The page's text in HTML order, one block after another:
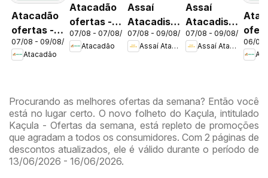
Atacadão
ofertas -
DF
07/08 - 09/08/2026
Atacadão
Atacadão
ofertas -
DF
07/08 - 07/08/2026
Atacadão
Assaí
Atacadista
ofertas -
DF
07/08 - 09/08/2026
Assaí Atacadista
Assaí
Atacadista
ofertas -
DF
07/08 - 09/08/2026
Assaí Atacadista
DF
06/08
Procurando as melhores ofertas da semana? Então você
está no lugar certo. O novo folheto do Kaçula, intitulado
Kaçula - Ofertas da semana, está repleto de promoções
que agradam a todos os consumidores. Com 2 páginas de
descontos atualizados, ele é válido durante o período de
13/06/2026 - 16/06/2026.